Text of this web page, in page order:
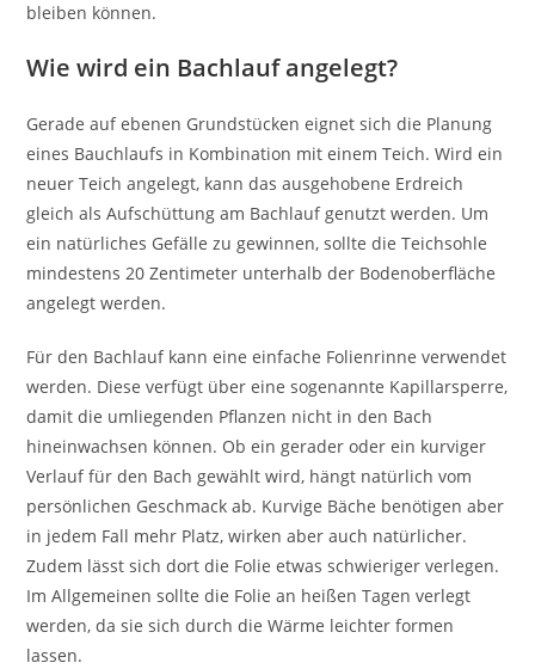
bleiben können.
Wie wird ein Bachlauf angelegt?
Gerade auf ebenen Grundstücken eignet sich die Planung
eines Bauchlaufs in Kombination mit einem Teich. Wird ein
neuer Teich angelegt, kann das ausgehobene Erdreich
gleich als Aufschüttung am Bachlauf genutzt werden. Um
ein natürliches Gefälle zu gewinnen, sollte die Teichsohle
mindestens 20 Zentimeter unterhalb der Bodenoberfläche
angelegt werden.
Für den Bachlauf kann eine einfache Folienrinne verwendet
werden. Diese verfügt über eine sogenannte Kapillarsperre,
damit die umliegenden Pflanzen nicht in den Bach
hineinwachsen können. Ob ein gerader oder ein kurviger
Verlauf für den Bach gewählt wird, hängt natürlich vom
persönlichen Geschmack ab. Kurvige Bäche benötigen aber
in jedem Fall mehr Platz, wirken aber auch natürlicher.
Zudem lässt sich dort die Folie etwas schwieriger verlegen.
Im Allgemeinen sollte die Folie an heißen Tagen verlegt
werden, da sie sich durch die Wärme leichter formen
lassen.